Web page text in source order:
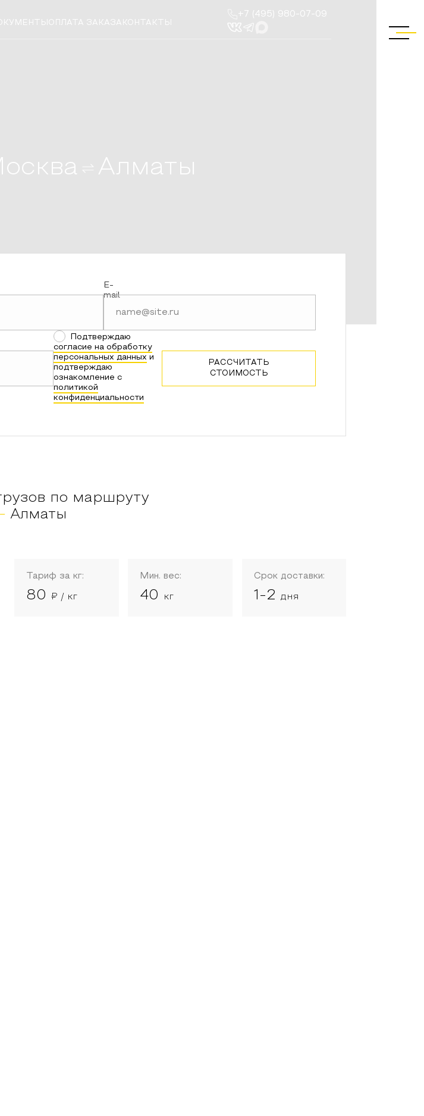
ОПЛАТА ЗАКАЗА КОНТАКТЫ
+7 (495) 980-07-09
Алматы
E-
mail
Подтверждаю
согласие на обработку
персональных данных и
подтверждаю
ознакомление с
политикой
конфиденциальности
РАССЧИТАТЬ
СТОИМОСТЬ
по маршруту
- Алматы
Тариф за кг:
80 ₽ / кг
Мин. вес:
40 кг
Срок доставки:
1-2 дня